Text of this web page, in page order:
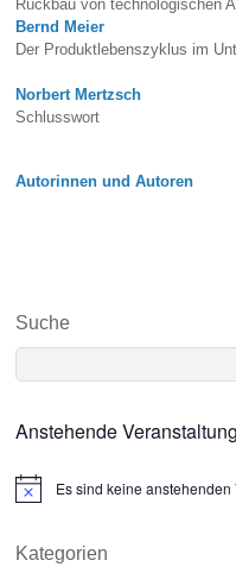
Rückbau von technologischen
Bernd Meier
Der Produktlebenszyklus im
Norbert Mertzsch
Schlusswort
Autorinnen und Autoren
Suche
Anstehende
N
i
Es sind keine
Kategorien